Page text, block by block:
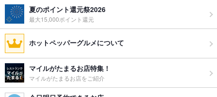
夏のポイント還元祭2026
最大15,000ポイント還元
ホットペッパーグルメについて
マイルがたまるお店特集！
マイルがたまるお店をご紹介